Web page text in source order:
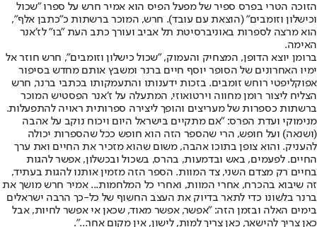
הזוכה הטרי בפרס ספיר של מפעל הפיס הוא אמיר חרש על ספרו "שכול
וכישלון וזומבים" (הוצאת עם עובד). חרש, המוכר ברשתות כ״כתבן אלף״,
הוא מרצה לספרות באוניברסיטת תל אביב ועורך כתב העת ״בו״ לז׳אנר
האימה.
ברומן יוצא הדופן, המצחיק והעמוק, ״שכול כישלון וזומבים״, חרש חוזר אל
ימיו האחרונים של הסופר יוסף חיים ברנר ומשבץ אותם מחדש בסיפור
אפוקליפטי רוחש זומבים. בזכות ידענותו והתעמקותו בכתבי ברנר, חרש
הצליח ליצור רומן מחווה וירטואוזי, המתעלה על ז׳אנר הפסטיש המוכר
ברשתות כספרות של מעריצים והופך ליצירה ספרותית ראויה להתפעלות.
מנימוקי ועדת הפרס: "אם מתקיים בישראל היום ויכוח נוקב על אהבה
(ושנאה) ועל חופש, הרי שהספר הזה הוא חופש ככל שהספרות יכולה
להעניק. והוא צופן בתוכו אהבה, משום שהוא מזכיר את החיים ואת ערך
החיים. לפעמים, באש ובדמעות, בהרס, בשכול ובכשלון, אפשר להגות
בחיים רק מצדם השני, צד המוות. הספר הזה מזמין אותנו להגות בעתיד,
זה שיבוא בהכרח, אחרי המוות, ואחרי כל המלחמות... אמיר חרש מושך את
ברנר בלשונו כדי לתאר בדיוק את העצב החשוף של כל-כך הרבה ישראלים
בימים האלה ובזמן הזה: "אפשר, אפשר מאוד, שכאן אי אפשר לחיות, אבל
כאן צריך להישאר, כאן צריך למות, לישון, אין מקום אחר...".